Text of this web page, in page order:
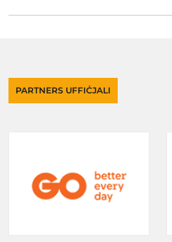
PARTNERS UFFIĊJALI